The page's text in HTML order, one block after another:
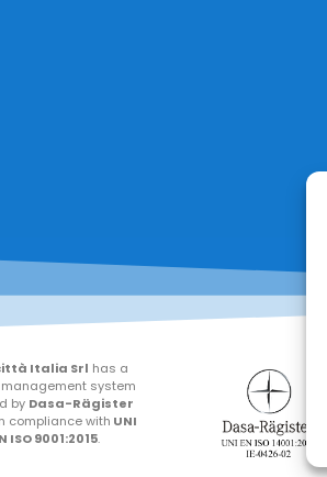
Italia Srl has a
system
by Dasa-Rägister
compliance with UNI
ISO 9001:2015.